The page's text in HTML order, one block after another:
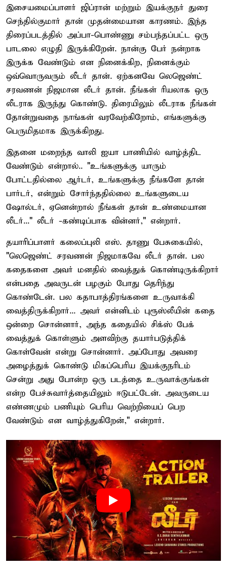
இசையமைப்பாளர் ஜிப்ரான் மற்றும் இயக்குநர் துரை
செந்தில்குமார் தான் முதன்மையான காரணம். இந்த
திரைப்படத்தில் அப்பா-பொண்ணு சம்பந்தப்பட்ட ஒரு
பாடலை எழுதி இருக்கிறேன். நான்கு பேர் நன்றாக
இருக்க வேண்டும் என நினைக்கிற, நினைக்கும்
ஒவ்வொருவரும் லீடர் தான். ஏற்கனவே லெஜெண்ட்
சரவணன் நிஜமான லீடர் தான். நீங்கள் ரியலாக ஒரு
லீடராக இருந்து கொண்டு. திரையிலும் லீடராக நீங்கள்
தோன்றுவதை நாங்கள் வரவேற்கிறோம், எங்களுக்கு
பெருமிதமாக இருக்கிறது.
இதனை மறைந்த வாலி ஐயா பாணியில் வாழ்த்திட
வேண்டும் என்றால்.. "உங்களுக்கு யாரும்
போட்டதில்லை ஆர்டர், உங்களுக்கு நீங்களே தான்
பார்டர், என்றும் சோர்ந்ததில்லை உங்களுடைய
ஷோல்டர், ஏனென்றால் நீங்கள் தான் உண்மையான
லீடர்..." லீடர் -கண்டிப்பாக வின்னர்," என்றார்.
தயாரிப்பாளர் கலைப்புலி எஸ். தாணு பேசுகையில்,
"லெஜெண்ட் சரவணன் நிஜமாகவே லீடர் தான்.‌ பல
கதைகளை அவர் மனதில் வைத்துக் கொண்டிருக்கிறார்
என்பதை அவருடன் பழகும் போது தெரிந்து
கொண்டேன். பல கதாபாத்திரங்களை உருவாக்கி
வைத்திருக்கிறார்... அவர் என்னிடம் புரூஸ்லீயின் கதை
ஒன்றை சொன்னார், அந்த கதையில் சிக்ஸ் பேக்
வைத்துக் கொள்ளும் அளவிற்கு தயார்படுத்திக்
கொள்வேன் என்று சொன்னார். அப்போது அவரை
அழைத்துக் கொண்டு மிகப்பெரிய இயக்குந‌ரிடம்
சென்று அது போன்ற ஒரு படத்தை உருவாக்குங்கள்
என்ற பேச்சுவார்த்தையிலும் ஈடுபட்டேன். அவருடைய
எண்ணமும் பணியும் பெரிய வெற்றியைப் பெற
வேண்டும் என வாழ்த்துகிறேன்," என்றார்.